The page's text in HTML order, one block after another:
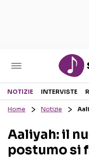
Sezioni
RECENSIONI
INTERVISTE
NOTIZIE INTERVISTE
Home Notizie
Aaliyah: il
postumo si